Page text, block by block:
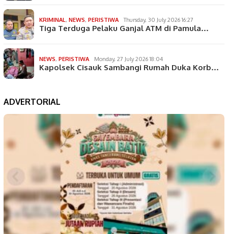
KRIMINAL, NEWS, PERISTIWA Thursday, 30 July 2026 16:27
Tiga Terduga Pelaku Ganjal ATM di Pamula…
NEWS, PERISTIWA Monday, 27 July 2026 18:04
Kapolsek Cisauk Sambangi Rumah Duka Korb…
ADVERTORIAL